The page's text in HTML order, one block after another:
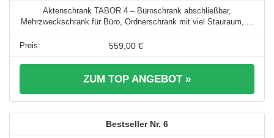
Aktenschrank TABOR 4 – Büroschrank abschließbar,
Mehrzweckschrank für Büro, Ordnerschrank mit viel Stauraum, ...
559,00 €
ZUM TOP ANGEBOT »
6